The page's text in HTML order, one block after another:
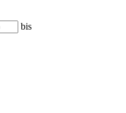
bis